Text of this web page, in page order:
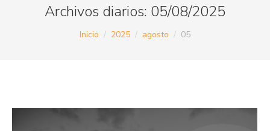
Archivos diarios: 05/08/2025
Estás aquí:
Inicio 2025 agosto 05